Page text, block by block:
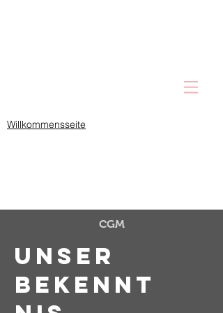
Willkommensseite
CGM
Unser
Bekennt